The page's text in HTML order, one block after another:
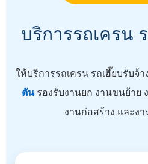
บริการรถเครน
ให้บริการรถเครน รถเฮี๊ยบรับจ้
ตันรองรับงานยก งานขนย้าย
งานก่อสร้าง และง